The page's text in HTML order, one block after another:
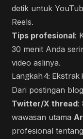
detik untuk
Reels.
Tips profesional:
30 menit Anda
video aslinya.
Langkah 4: Ekstrak
Dari postingan
Twitter/X thread:
wawasan utama
profesional